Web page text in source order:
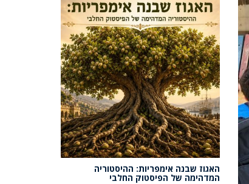
האגוז שבנה אימפריות: ההיסטוריה
המדהימה של הפיסטוק החלבי